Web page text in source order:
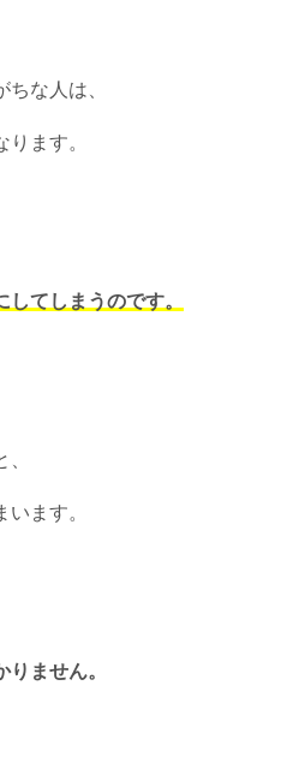
な人は、
ます。
てしまうのです。
ます。
ません。